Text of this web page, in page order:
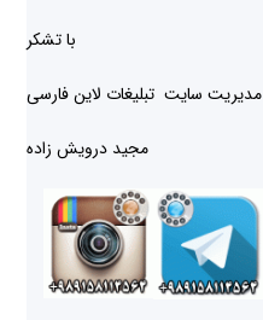
با تشکر
مدیریت سایت تبلیغات لاین فارسی
مجید درویش زاده